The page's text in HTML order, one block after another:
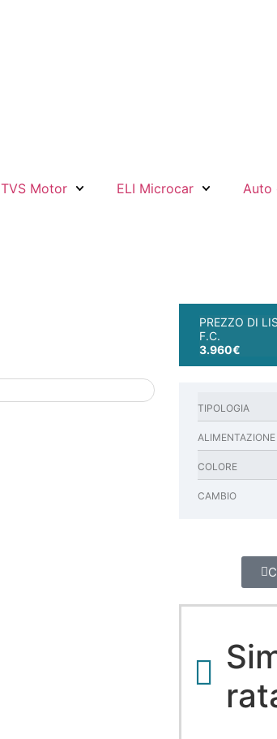
TVS Motor ELI Microcar Auto
PREZZO DI
F.C.
3.960€
TIPOLOGIA
ALIMENTAZIONE
COLORE
CAMBIO